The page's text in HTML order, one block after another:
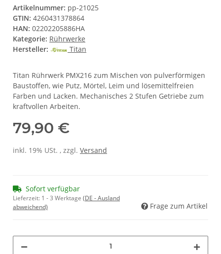
Artikelnummer: pp-21025
GTIN: 4260431378864
HAN: 02202205886HA
Kategorie: Rührwerke
Hersteller:
Titan
Titan Rührwerk PMX216 zum Mischen von pulverförmigen
Baustoffen, wie Putz, Mörtel, Leim und lösemittelfreien
Farben und Lacken. Mechanisches 2 Stufen Getriebe zum
kraftvollen Arbeiten.
79,90 €
inkl. 19% USt. , zzgl. Versand
Sofort verfügbar
Lieferzeit: 1 - 3 Werktage (DE - Ausland
abweichend)
Frage zum Artikel